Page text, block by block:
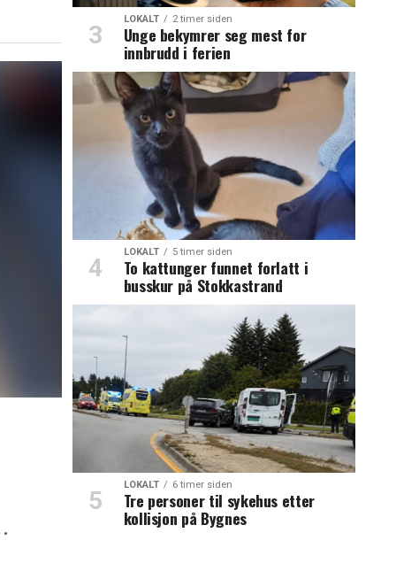
LOKALT 2 timer siden
Unge bekymrer seg mest for
innbrudd i ferien
LOKALT 5 timer siden
To kattunger funnet forlatt i
busskur på Stokkastrand
LOKALT 6 timer siden
Tre personer til sykehus etter
kollisjon på Bygnes